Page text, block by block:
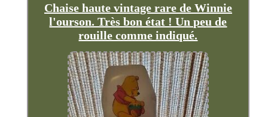
Chaise haute vintage rare de Winnie
l'ourson. Très bon état ! Un peu de
rouille comme indiqué.